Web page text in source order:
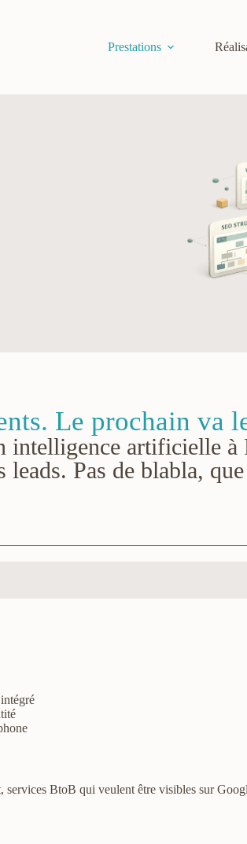
Prestations
Le prochain va
intelligence artificielle à
Pas de blabla,
services BtoB qui veulent être visibles sur